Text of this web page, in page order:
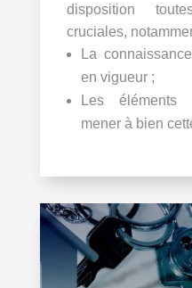
disposition
cruciales,
La
en vigueur ;
Les éléments
mener à bien